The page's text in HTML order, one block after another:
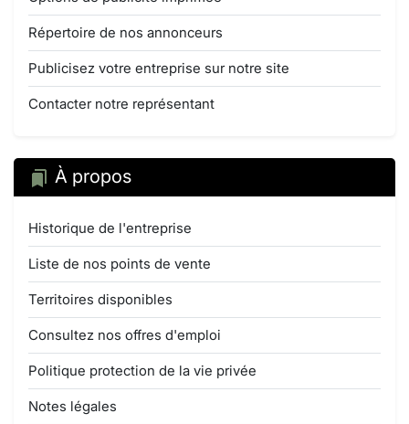
Répertoire de nos annonceurs
Publicisez votre entreprise sur notre site
Contacter notre représentant
À propos
Historique de l'entreprise
Liste de nos points de vente
Territoires disponibles
Consultez nos offres d'emploi
Politique protection de la vie privée
Notes légales